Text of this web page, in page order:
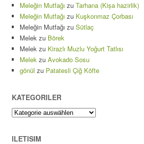
Meleğin Mutfağı zu Tarhana (Kișa hazirlik)
Meleğin Mutfağı zu Kuşkonmaz Çorbası
Meleğin Mutfağı zu Sütlaç
Melek zu Börek
Melek zu Kirazlı Muzlu Yoğurt Tatlısı
Melek zu Avokado Sosu
gönül zu Patatesli Çiğ Köfte
KATEGORILER
Kategoriler
ILETISIM